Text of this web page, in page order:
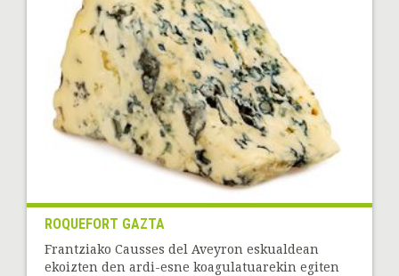
ROQUEFORT GAZTA
Frantziako Causses del Aveyron eskualdean
ekoizten den ardi-esne koagulatuarekin egiten